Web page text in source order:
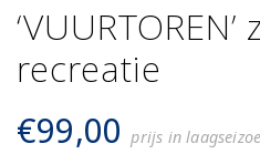
recreatie
€99,00 prijs in